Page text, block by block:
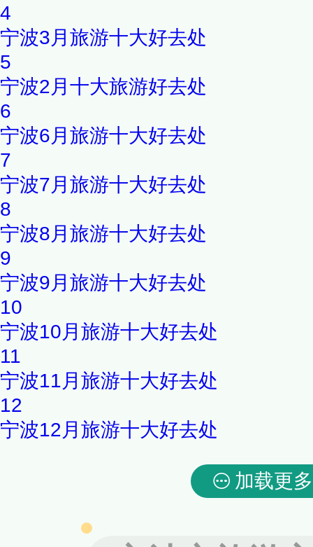
4
宁波3月旅游十大好去处
5
宁波2月十大旅游好去处
6
宁波6月旅游十大好去处
7
宁波7月旅游十大好去处
8
宁波8月旅游十大好去处
9
宁波9月旅游十大好去处
10
宁波10月旅游十大好去处
11
宁波11月旅游十大好去处
12
宁波12月旅游十大好去处
加载更多